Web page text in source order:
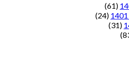
(61)
(24)
(31)